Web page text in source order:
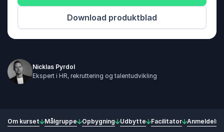
Download produktblad
Nicklas Pyrdol
Ekspert i HR, rekruttering og talentudvikling
Om kurset Målgruppe Opbygning Udbytte Facilitator